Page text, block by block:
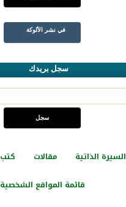
في نشر الألوكة
سجل بريدك
السيرة الذاتية مقالات كتب
قائمة المواقع الشخصية